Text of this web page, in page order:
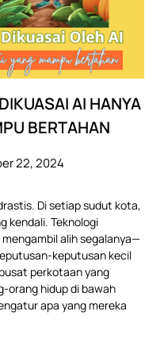
AI HANYA
BERTAHAN
22, 2024
Di setiap sudut kota,
kendali. Teknologi
alih segalanya—
keputusan kecil
perkotaan yang
orang hidup di bawah
apa yang mereka